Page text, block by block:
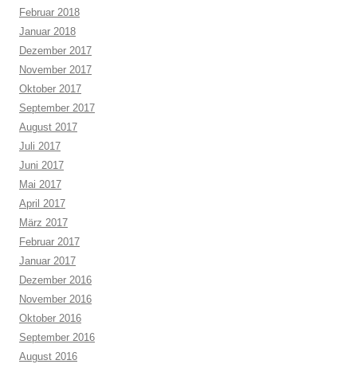
Februar 2018
Januar 2018
Dezember 2017
November 2017
Oktober 2017
September 2017
August 2017
Juli 2017
Juni 2017
Mai 2017
April 2017
März 2017
Februar 2017
Januar 2017
Dezember 2016
November 2016
Oktober 2016
September 2016
August 2016